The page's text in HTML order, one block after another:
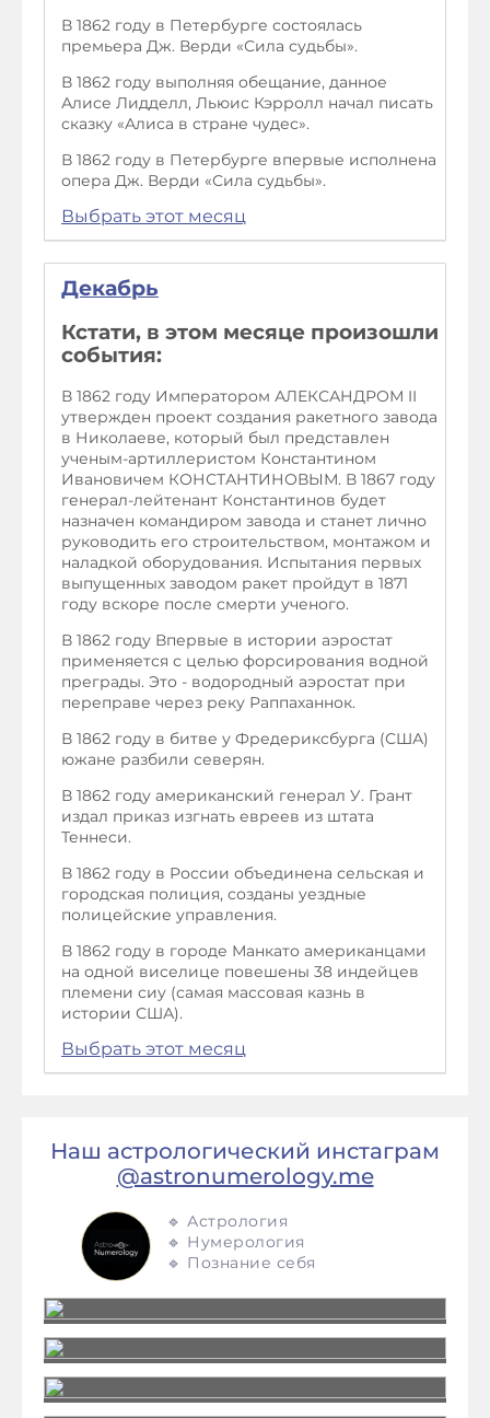
В 1862 году в Петербурге состоялась
премьера Дж. Верди «Сила судьбы».
В 1862 году выполняя обещание, данное
Алисе Лидделл, Льюис Кэрролл начал писать
сказку «Алиса в стране чудес».
В 1862 году в Петербурге впервые исполнена
опера Дж. Верди «Сила судьбы».
Выбрать этот месяц
Декабрь
Кстати, в этом месяце произошли
события:
В 1862 году Императором АЛЕКСАНДРОМ II
утвержден проект создания ракетного завода
в Николаеве, который был представлен
ученым-артиллеристом Константином
Ивановичем КОНСТАНТИНОВЫМ. В 1867 году
генерал-лейтенант Константинов будет
назначен командиром завода и станет лично
руководить его строительством, монтажом и
наладкой оборудования. Испытания первых
выпущенных заводом ракет пройдут в 1871
году вскоре после смерти ученого.
В 1862 году Впервые в истории аэростат
применяется с целью форсирования водной
преграды. Это - водородный аэростат при
переправе через реку Раппаханнок.
В 1862 году в битве у Фредериксбурга (США)
южане разбили северян.
В 1862 году американский генерал У. Грант
издал приказ изгнать евреев из штата
Теннеси.
В 1862 году в России объединена сельская и
городская полиция, созданы уездные
полицейские управления.
В 1862 году в городе Манкато американцами
на одной виселице повешены 38 индейцев
племени сиу (самая массовая казнь в
истории США).
Выбрать этот месяц
Наш астрологический инстаграм
@astronumerology.me
🔹 Астрология
🔹 Нумерология
🔹 Познание себя